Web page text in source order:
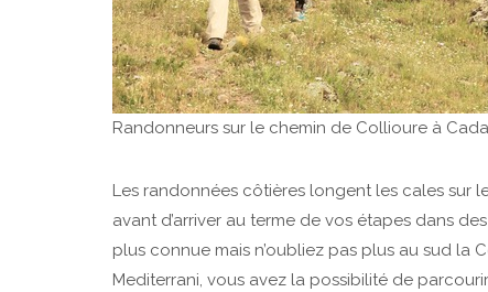
Randonneurs sur le chemin de Collioure à
Les randonnées côtières longent les cales sur
avant d’arriver au terme de vos étapes dans
plus connue mais n’oubliez pas plus au sud la
Mediterrani, vous avez la possibilité de